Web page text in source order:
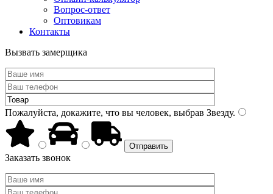
Вопрос-ответ
Оптовикам
Контакты
Вызвать замерщика
Пожалуйста, докажите, что вы человек, выбрав Звезду.
Заказать звонок